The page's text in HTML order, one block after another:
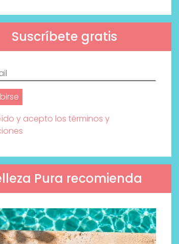
Suscríbete gratis
y acepto los términos y
Pura recomienda